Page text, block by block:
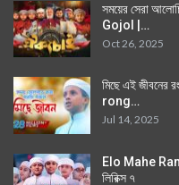
সময়ের সেরা
Gojol |…
Oct 26, 2025
মিছে এই
rong…
Jul 14, 2025
Elo Mahe
লিরিক্স ৭